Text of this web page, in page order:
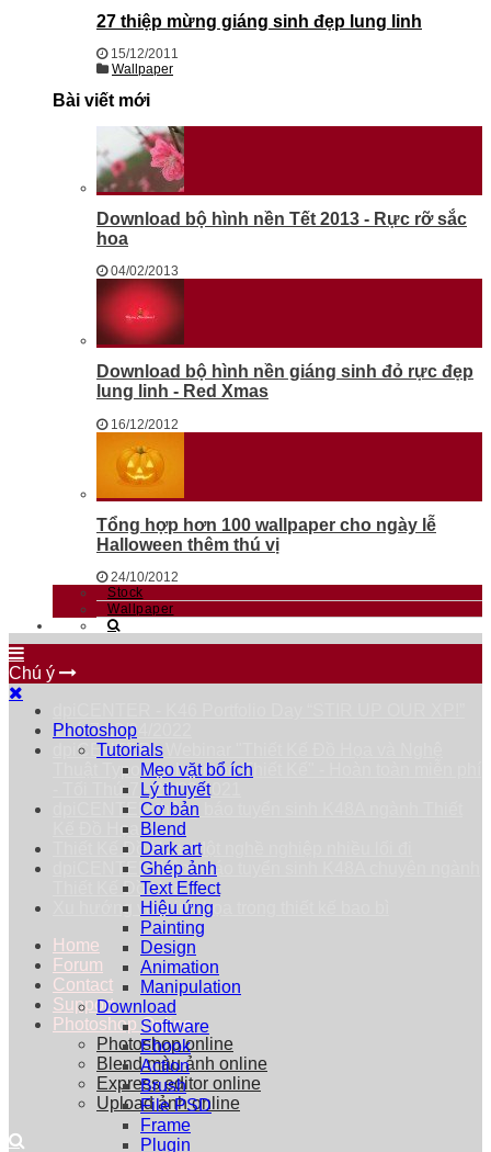
27 thiệp mừng giáng sinh đẹp lung linh
15/12/2011
Wallpaper
Bài viết mới
Download bộ hình nền Tết 2013 - Rực rỡ sắc
hoa
04/02/2013
Download bộ hình nền giáng sinh đỏ rực đẹp
lung linh - Red Xmas
16/12/2012
Tổng hợp hơn 100 wallpaper cho ngày lễ
Halloween thêm thú vị
24/10/2012
Stock
Wallpaper
Chú ý
Thứ 7 23/04/2022
dpiCENTER - Webinar "Thiết Kế Đồ Họa và Nghệ
Thuật Typography trong Thiết Kế" - Hoàn toàn miễn phí
- Tối Thứ 7 - 25/09/2021
dpiCENTER thông báo tuyển sinh K48A ngành Thiết
Kế Đồ Họa
Thiết Kế Đồ Họa: Một nghề nghiệp nhiều lối đi
dpiCENTER thông báo tuyển sinh K48A chuyên ngành
Thiết Kế Đồ Họa
Xu hướng vẽ minh họa trong thiết kế bao bì
Home
Forum
Contact
Support
Photoshop Online
Photoshop online
Blend màu ảnh online
Express editor online
Upload ảnh online
Photoshop
Tutorials
Mẹo vặt bổ ích
Lý thuyết
Cơ bản
Blend
Dark art
Ghép ảnh
Text Effect
Hiệu ứng
Painting
Design
Animation
Manipulation
Download
Software
Ebook
Action
Brush
File PSD
Frame
Plugin